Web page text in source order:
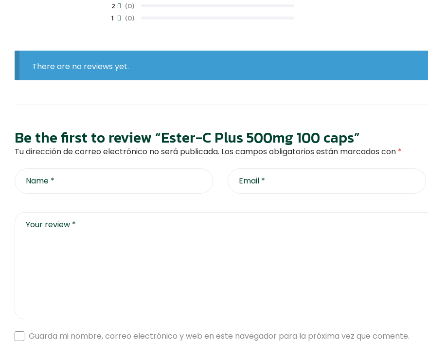
1 (0)
2 (0)
There are no reviews yet.
Be the first to review “Ester-C Plus 500mg 100 caps”
Tu dirección de correo electrónico no será publicada. Los campos obligatorios están marcados con *
Guarda mi nombre, correo electrónico y web en este navegador para la próxima vez que comente.